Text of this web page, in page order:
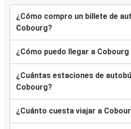
¿Cómo compro un billete de
Cobourg?
¿Cómo puedo llegar a
¿Cuántas estaciones de
Cobourg?
¿Cuánto cuesta viajar a